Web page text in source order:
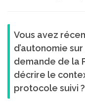
Vous avez
d’autonomie
demande de la
décrire le
protocole suivi ?